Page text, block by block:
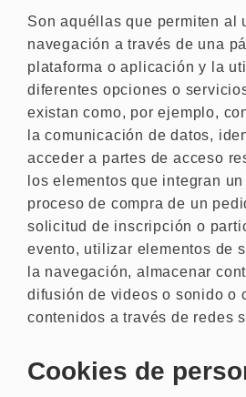
Son aquéllas que permiten al
navegación a través de una
plataforma o aplicación y la
diferentes opciones o
existan como, por ejemplo,
la comunicación de datos,
acceder a partes de acceso
los elementos que integran
proceso de compra de un
solicitud de inscripción o
evento, utilizar elementos de
la navegación, almacenar
difusión de videos o sonido o
contenidos a través de redes
Cookies de